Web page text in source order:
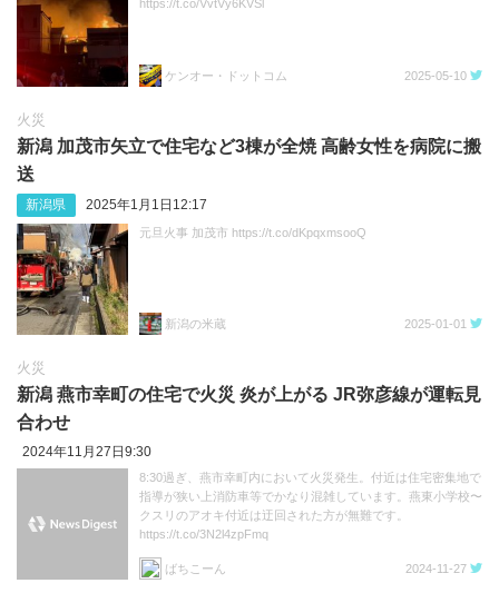
https://t.co/VvtVy6KVSl
ケンオー・ドットコム 2025-05-10
火災
新潟 加茂市矢立で住宅など3棟が全焼 高齢女性を病院に搬
送
新潟県 2025年1月1日12:17
元旦火事 加茂市 https://t.co/dKpqxmsooQ
新潟の米蔵 2025-01-01
火災
新潟 燕市幸町の住宅で火災 炎が上がる JR弥彦線が運転見
合わせ
2024年11月27日9:30
8:30過ぎ、燕市幸町内において火災発生。付近は住宅密集地で
指導が狭い上消防車等でかなり混雑しています。燕東小学校〜
クスリのアオキ付近は迂回された方が無難です。
https://t.co/3N2l4zpFmq
ばちこーん 2024-11-27